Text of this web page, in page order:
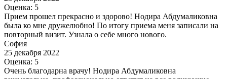
Оценка: 5
Прием прошел прекрасно и здорово! Нодира Абдумаликовна
была ко мне дружелюбно! По итогу приема меня записали на
повторный визит. Узнала о себе много нового.
София
25 декабря 2022
Оценка: 5
Очень благодарна врачу! Нодира Абдумаликовна